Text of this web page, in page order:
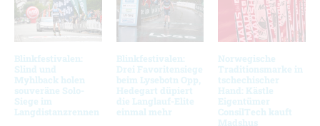
Blinkfestivalen:
Slind und
Myhlback holen
souveräne Solo-
Siege im
Langdistanzrennen
Blinkfestivalen:
Drei Favoritensiege
beim Lysebotn Opp,
Hedegart düpiert
die Langlauf-Elite
einmal mehr
Norwegische
Traditionsmarke in
tschechischer
Hand: Kästle
Eigentümer
ConsilTech kauft
Madshus